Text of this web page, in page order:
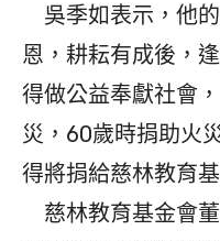
吳季如表示，他
恩，耕耘有成後，
得做公益奉獻社會
災，60歲時捐助火
得將捐給慈林教育
慈林教育基金會